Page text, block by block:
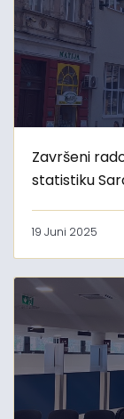
Završeni
statistiku
19 Juni 2025